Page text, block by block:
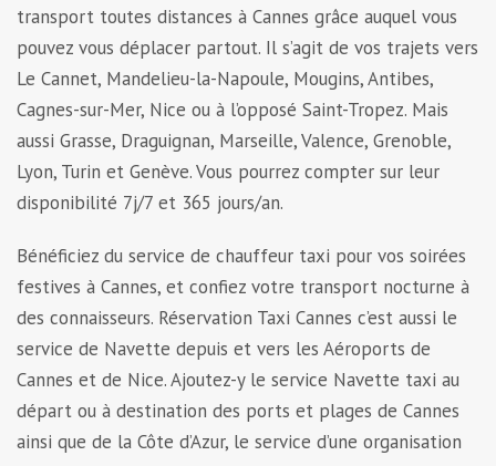
transport toutes distances à Cannes grâce auquel vous
pouvez vous déplacer partout. Il s’agit de vos trajets vers
Le Cannet, Mandelieu-la-Napoule, Mougins, Antibes,
Cagnes-sur-Mer, Nice ou à l’opposé Saint-Tropez. Mais
aussi Grasse, Draguignan, Marseille, Valence, Grenoble,
Lyon, Turin et Genève. Vous pourrez compter sur leur
disponibilité 7j/7 et 365 jours/an.
Bénéficiez du service de chauffeur taxi pour vos soirées
festives à Cannes, et confiez votre transport nocturne à
des connaisseurs. Réservation Taxi Cannes c’est aussi le
service de Navette depuis et vers les Aéroports de
Cannes et de Nice. Ajoutez-y le service Navette taxi au
départ ou à destination des ports et plages de Cannes
ainsi que de la Côte d’Azur, le service d’une organisation